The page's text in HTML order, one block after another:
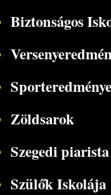
Biztonságos
Zöldsarok
Szegedi
Szülők Iskolája